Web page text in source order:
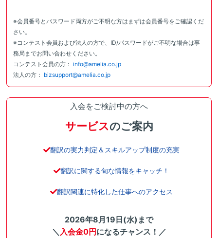
※会員番号とパスワード両方がご不明な方はまずは会員番号をご確認くだ
さい。
※コンテスト会員および法人の方で、ID/パスワードがご不明な場合は事
務局までお問い合わせください。
コンテスト会員の方： info@amelia.co.jp
法人の方： bizsupport@amelia.co.jp
入会をご検討中の方へ
サービスのご案内
翻訳の実力判定＆スキルアップ制度の充実
翻訳に関する旬な情報をキャッチ！
翻訳関連に特化した仕事へのアクセス
2026年8月19日(水)まで
＼ 入会金0円になるチャンス！／